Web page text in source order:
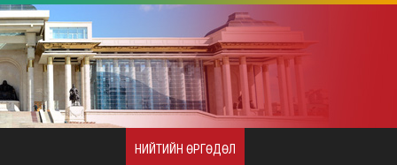
НИЙТИЙН ӨРГӨДӨЛ